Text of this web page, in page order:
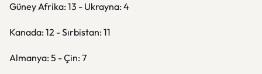
Güney Afrika: 13 - Ukrayna: 4
Kanada: 12 - Sırbistan: 11
Almanya: 5 - Çin: 7